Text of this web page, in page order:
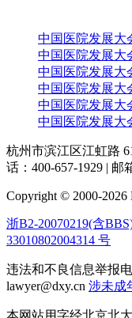
中国医院发展大
中国医院发展大
中国医院发展大
中国医院发展大
中国医院发展大
中国医院发展大
杭州市滨江区江虹路
话：400-657-1929 | 邮
Copyright © 2000-2026
浙B2-20070219(含
33010802004314 号
违法和不良信息举报电
lawyer@dxy.cn 涉未成